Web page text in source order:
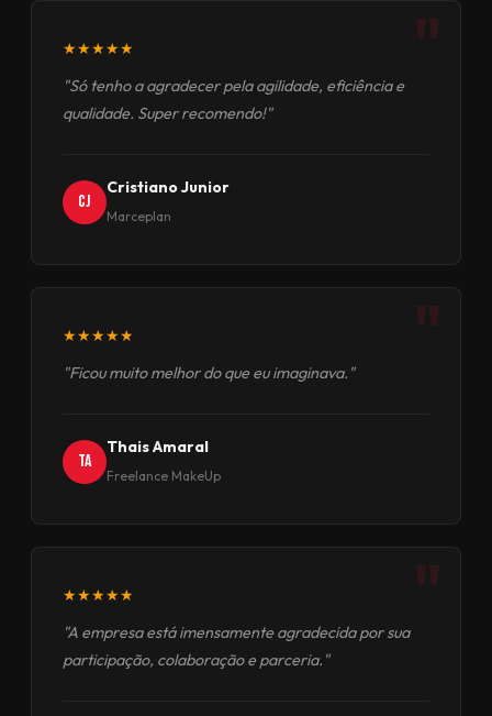
"
★★★★★
"Só tenho a agradecer pela agilidade, eficiência e
qualidade. Super recomendo!"
CJ
Cristiano Junior
Marceplan
"
★★★★★
"Ficou muito melhor do que eu imaginava."
TA
Thais Amaral
Freelance MakeUp
"
★★★★★
"A empresa está imensamente agradecida por sua
participação, colaboração e parceria."